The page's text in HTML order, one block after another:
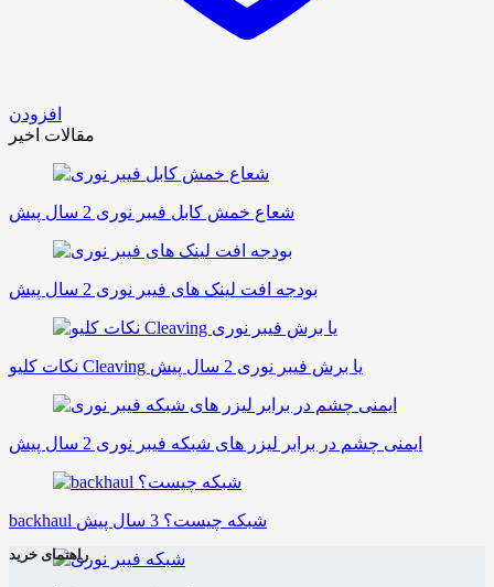
افزودن
مقالات اخیر
شعاع خمش کابل فیبر نوری 2 سال پیش
بودجه افت لینک های فیبر نوری 2 سال پیش
نکات کلیو Cleaving یا برش فیبر نوری 2 سال پیش
ایمنی چشم در برابر لیزر های شبکه فیبر نوری 2 سال پیش
backhaul شبکه چیست؟ 3 سال پیش
راهنمای خرید